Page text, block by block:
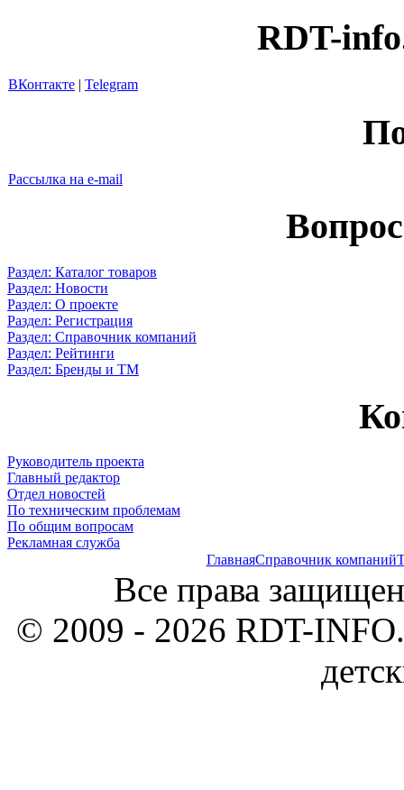
RDT-
ВКонтакте | Telegram
Рассылка на e-mail
Раздел: Каталог товаров
Раздел: Новости
Раздел: О проекте
Раздел: Регистрация
Раздел: Справочник компаний
Раздел: Рейтинги
Раздел: Бренды и ТМ
Руководитель проекта
Главный редактор
Отдел новостей
По техническим проблемам
По общим вопросам
Рекламная служба
ГлавнаяСправочник компаний
Все права
© 2009 - 2026 RDT-